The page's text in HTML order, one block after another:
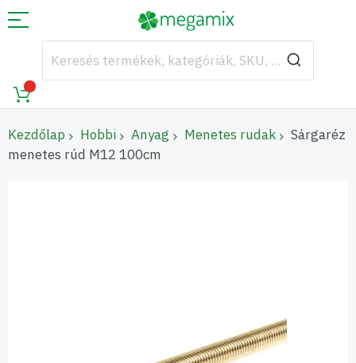
Kezdőlap Hobbi Anyag Menetes rudak
Sárgaréz
menetes rúd M12 100cm